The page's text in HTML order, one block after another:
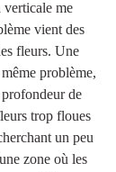
verticale me
vient des
fleurs. Une
problème,
de
trop floues
un peu
zone où les